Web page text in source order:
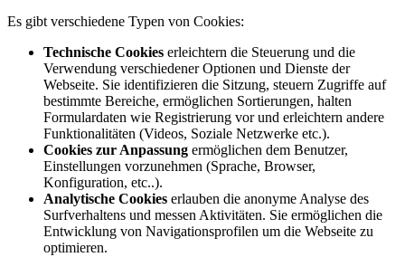
Es gibt verschiedene Typen von Cookies:
Technische Cookies erleichtern die Steuerung und die
Verwendung verschiedener Optionen und Dienste der
Webseite. Sie identifizieren die Sitzung, steuern Zugriffe auf
bestimmte Bereiche, ermöglichen Sortierungen, halten
Formulardaten wie Registrierung vor und erleichtern andere
Funktionalitäten (Videos, Soziale Netzwerke etc.).
Cookies zur Anpassung ermöglichen dem Benutzer,
Einstellungen vorzunehmen (Sprache, Browser,
Konfiguration, etc..).
Analytische Cookies erlauben die anonyme Analyse des
Surfverhaltens und messen Aktivitäten. Sie ermöglichen die
Entwicklung von Navigationsprofilen um die Webseite zu
optimieren.